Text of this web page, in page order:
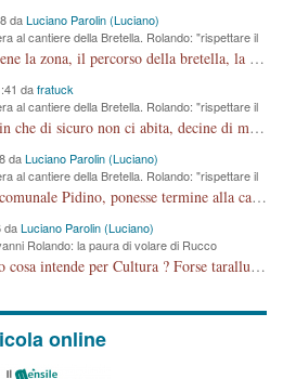
daLuciano Parolin (Luciano)
al cantiere della Bretella. Rolando: "rispettare il
Caro fratuck, conosco molto bene la zona, il percorso della bretella, la situazione dei cittadini, abito in Viale Trento. A partire dal 2003 ho partecipato al Comitato di Maddalene pro bretella, e a riunioni propositive per apportare modifiche al progetto. Numerose mie foto del territorio sono arrivate a Roma, altri miei interventi (non graditi dalla Sx) sono stati pubblicati dal GdV, assieme ad altri come Ciro Asproso, ora favorevole alla bretella. Ho partecipato alla raccolta firme per la chiusura della strada x 5 giorni eseguita dal Sindaco Hullwech per sforamento 180 Micro/g. Pertanto come impegno per la tematica sono apposto con la coscienza. Ora il Progetto è partito, fine! Voglio dire che la nuova Giunta "comunale" non c'entra più. L'opera sarà "malauguratamente" eseguita, ma non con il mio placet. Il Consigliere Comunale dovrebbe capire che la campagna elettorale è finita, con buona pace di tutti. Quello che invece dovrebbe interessare è la proprietà della strada, dall'uscita autostradale Ovest, sino alla Rotatoria dell'Albara, vi sono tre possessori: Autostrade SpA; La Provincia, il Comune. Come la mettiamo per il futuro ? I costi, da 50 sono saliti a 100 milioni di € come dire 20 milioni a KM (!) da non credere. Comunque si farà. Ma nessuno canti Vittoria, anzi meglio non farne un ulteriore fatto "partitico" per questioni elettorali o di seggio. Se mi manda la sua mail, sono disponibile ad inviare i documenti e le foto sopra descritte. Con ossequi, Luciano Parolin
dafratuck
al cantiere della Bretella. Rolando: "rispettare il
Non sarà utile a lei dott. Parolin che di sicuro non ci abita, decine di migliaia di TIR, automobili e padroncini che passano quotidianamente per una strada appena rotabile, non è più possibile stendere i panni, attraversare la strada senza rischiare la morte, le case stanno crepando, i tempi sono cambiati e la bretella non passerà assolutamente per maddalene (ma cosa sta a dire?!), dia invece responsabilità a chi ha costruito tagliando la strada che doveva invece terminare a isola vicentina e non al moracchino lasciando Motta di Costabissara ancora in panne di traffico. I tempi sono cambiati dottore e se l'anagrafe della vita stagna nell'essere umano impressioni conservatrici, la società non le considera perchè va avanti, si industrializza e ha bisogno di infrastrutture e di sviluppo. Ultima considerazione, se è geloso di Rolando perchè vede in lui solo campagne politiche mentre si difendono i SOLI diritti dei cittadini, la preghiamo faccia considerazioni più appropriate. Saluti e complimenti per i suoi scritti.
daLuciano Parolin (Luciano)
al cantiere della Bretella. Rolando: "rispettare il
Sarebbe ora che il consigliere comunale Pidino, ponesse termine alla campagna elettorale nel territorio del suo seggio Villaggio del Sole. La tiraca è iniziata, distruggerà 6 km di prateria ovest della città, ricca di fonti e sorgenti d'acqua. I cittadini di Maddalene non avranno più Pace la notte. Molta colpa per la costruzione di questa Strada è proprio del signor Rolando,dei suoi gazebo mobili e che vuol far passare questa opera VANDALICA come progetto "utile" a chi ? Non è cosa seria sig. Rolando!
daLuciano Parolin (Luciano)
Rolando: la paura di volare di Rucco
Vorrei sapere dal C.C. Rolando cosa intende per Cultura ? Forse tarallucci, vino e sagre, o spaghetti tricolori del PD ? Il continuo (s)parlare della mostra a Palazzo Chiericati caro consigliere DANNEGGIA FORTEMENTE l'immagine della città TUTTA e fa deviare i consensi che in RUSSIA (badi bene ex U.R.S.S.) sono ECCELLENTI. A livello artistico l'evento è di alta Valenza culturale, COMPITO di Tutta la Cittadinanza fare il possibile per propagandare l'iniziativa senza farne UN CASO PARTITICO come fa Lei da sempre. Meno Gazebo + Partecipazione! E così sia. Amen.
online